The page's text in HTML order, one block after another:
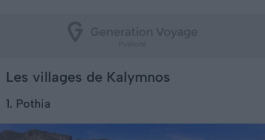
Les villages de Kalymnos
1. Pothia